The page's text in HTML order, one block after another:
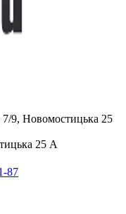
7/9, Новомостицька 25
25 А
87